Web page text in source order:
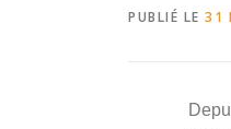
PUBLIÉ LE 31